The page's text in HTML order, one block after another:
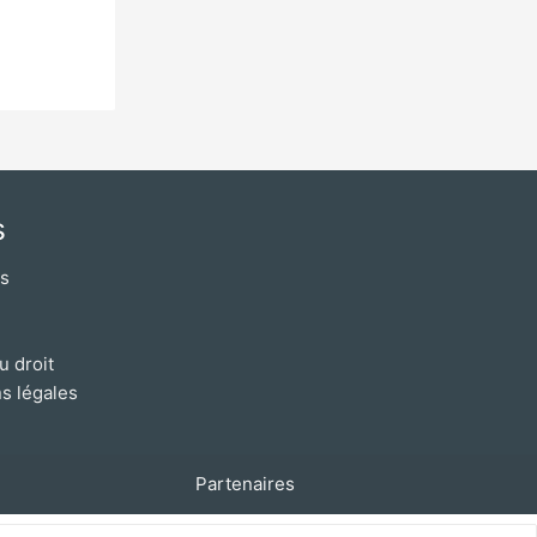
droit
légales
Partenaires